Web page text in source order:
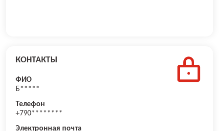
КОНТАКТЫ
ФИО
Б*****
Телефон
+790********
Электронная почта